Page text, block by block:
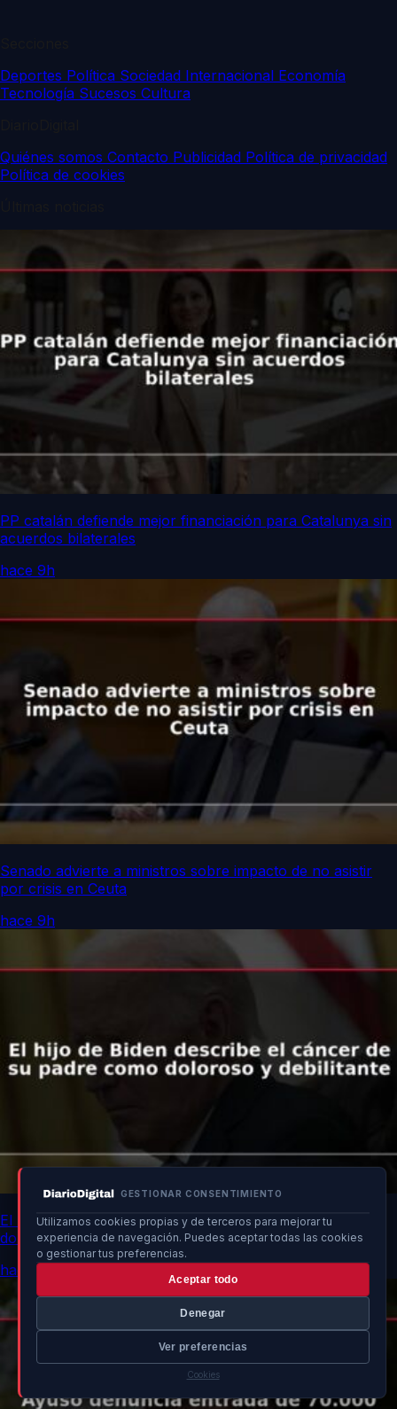
GESTIONAR CONSENTIMIENTO
Utilizamos cookies propias y de terceros para mejorar tu
experiencia de navegación. Puedes aceptar todas las cookies
o gestionar tus preferencias.
Aceptar todo
Denegar
Ver preferencias
Cookies
Deportes Política Sociedad Internacional Economía
Tecnología Sucesos Cultura
Quiénes somos Contacto Publicidad Política de privacidad
Política de cookies
PP catalán defiende mejor financiación para Catalunya sin
acuerdos bilaterales
hace 9h
Senado advierte a ministros sobre impacto de no asistir
por crisis en Ceuta
hace 9h
El hijo de Biden describe el cáncer de su padre como
doloroso y debilitante
hace 9h